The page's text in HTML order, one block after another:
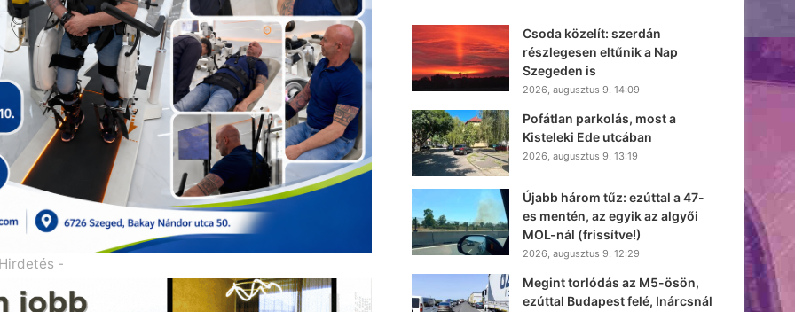
-
Csoda közelít: szerdán
részlegesen eltűnik a Nap
Szegeden is
2026, augusztus 9. 14:09
Pofátlan parkolás, most a
Kisteleki Ede utcában
2026, augusztus 9. 13:19
Újabb három tűz: ezúttal a 47-
es mentén, az egyik az algyői
MOL-nál (frissítve!)
2026, augusztus 9. 12:29
Megint torlódás az M5-ösön,
ezúttal Budapest felé, Inárcsnál